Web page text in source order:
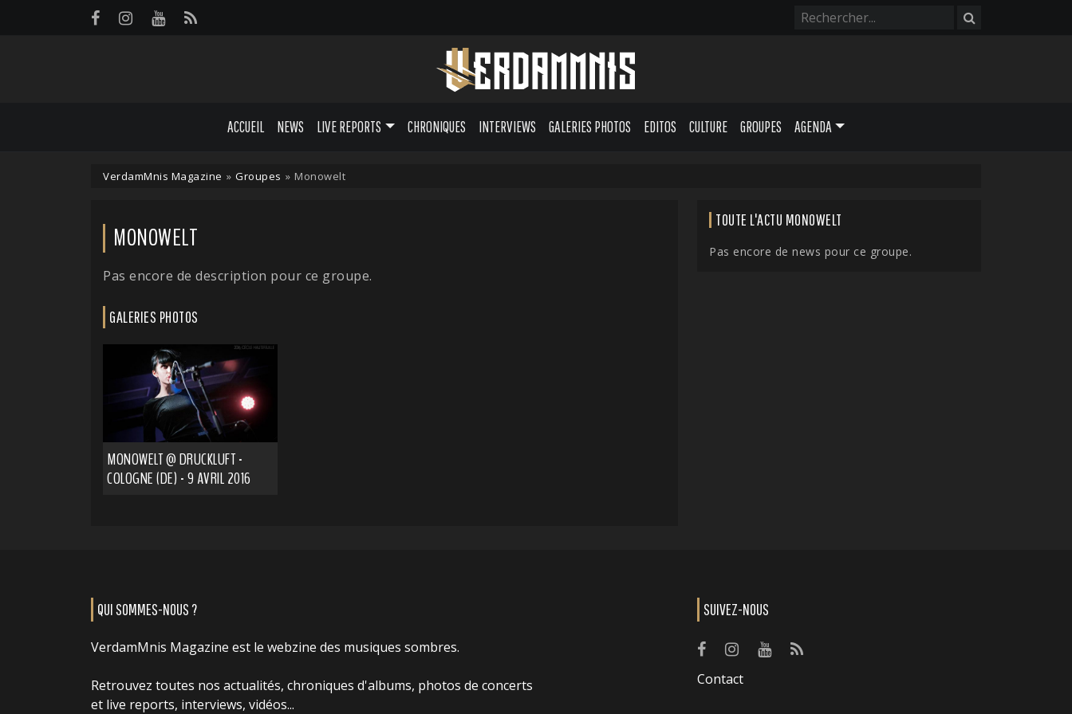
ACCUEIL NEWS LIVE REPORTS CHRONIQUES INTERVIEWS GALERIES PHOTOS EDITOS CULTURE GROUPES AGENDA
VerdamMnis Magazine » Groupes » Monowelt
MONOWELT
Pas encore de description pour ce groupe.
GALERIES PHOTOS
MONOWELT @ DRUCKLUFT -
COLOGNE (DE) - 9 AVRIL 2016
TOUTE L'ACTU MONOWELT
Pas encore de news pour ce groupe.
QUI SOMMES-NOUS ?
VerdamMnis Magazine est le webzine des musiques sombres.
Retrouvez toutes nos actualités, chroniques d'albums, photos de concerts
et live reports, interviews, vidéos...
SUIVEZ-NOUS
Contact
Panneau de gestion des cookies